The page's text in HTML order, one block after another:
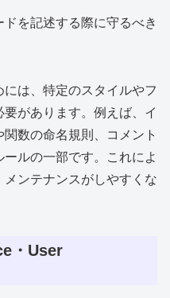
を記述する際に守るべき
は、特定のスタイルやフ
があります。例えば、イ
数の命名規則、コメント
ルの一部です。これによ
ンテナンスがしやすくな
・User